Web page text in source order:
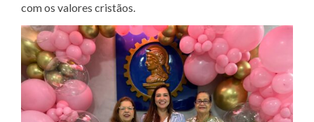
com os valores cristãos.